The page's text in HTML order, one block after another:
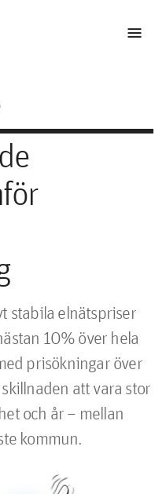
menu
stabila elnätspriser
10% över hela
prisökningar över
att vara stor
och år – mellan
kommun.